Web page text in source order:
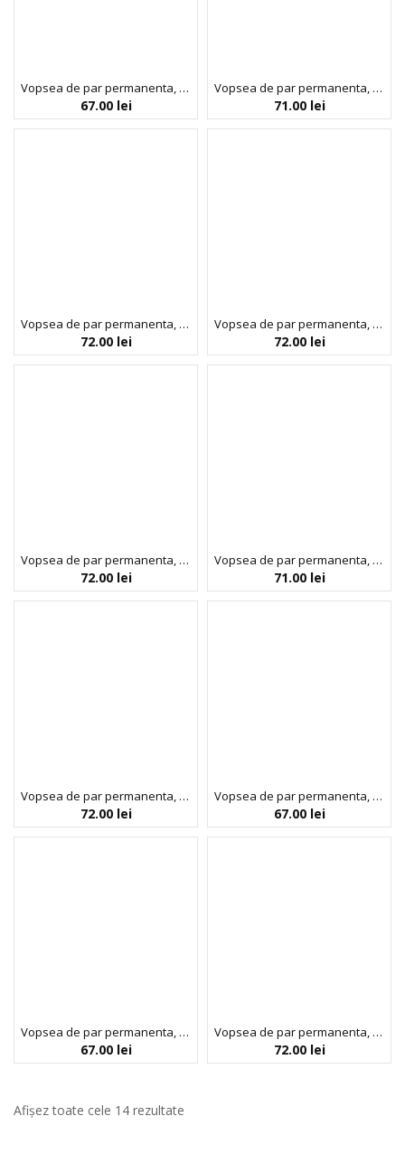
Vopsea de par permanenta, fara amoniac, cu proteina de orez si ulei de in organic, 4.0 Saten, NOAH, 140 ml
67.00 lei
Vopsea de par permanenta, fara amoniac, cu proteina de orez si ulei de in organic, 4.0 Saten, NOAH, 140 ml
71.00 lei
Vopsea de par permanenta, fara amoniac, cu proteina de orez si ulei de in organic, 4.06 Saten cafeniu, NOAH, 140 ml
72.00 lei
Vopsea de par permanenta, fara amoniac, cu proteina de orez si ulei de in organic, 5.0 Saten deschis, NOAH, 140 ml
72.00 lei
Vopsea de par permanenta, fara amoniac, cu proteina de orez si ulei de in organic, 5.3 Saten auriu deschis, NOAH, 140 ml
72.00 lei
Vopsea de par permanenta, fara amoniac, cu proteina de orez si ulei de in organic, 6.0 Blond inchis, NOAH COLOR kit, 140 ml
71.00 lei
Vopsea de par permanenta, fara amoniac, cu proteina de orez si ulei de in organic, 6.66 Rosu intens, NOAH, 140 ml
72.00 lei
Vopsea de par permanenta, fara amoniac, cu proteina de orez si ulei de in organic, 7.0 Blond, NOAH, 140 ml
67.00 lei
Vopsea de par permanenta, fara amoniac, cu proteina de orez si ulei de in organic, 8.0 Blond deschis, NOAH COLOR kit, 140 ml
67.00 lei
Vopsea de par permanenta, fara amoniac, cu proteina de orez si ulei de in organic, 9.0 Blond foarte deschis, NOAH, 140 ml
72.00 lei
Afișez toate cele 14 rezultate